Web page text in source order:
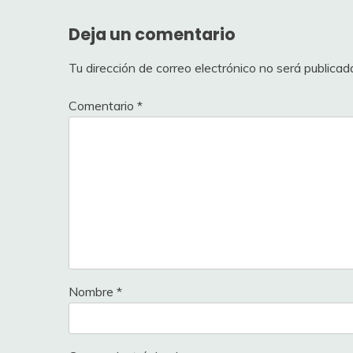
Deja un comentario
Tu dirección de correo electrónico no será
Comentario *
Nombre *